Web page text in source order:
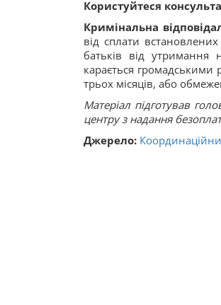
Користуйтеся
Кримінальна
від сплати
батьків від утримання
карається громадськими
трьох місяців, або
Матеріал підготував
центру з надання
Джерело: